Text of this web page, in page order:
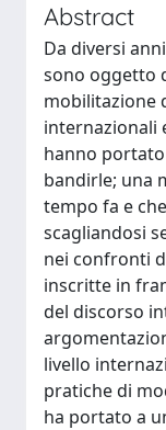
Abstract
Da diversi
sono oggetto
mobilitazione
internazionali
hanno
bandirle; una
tempo fa e
scagliandosi
nei confronti
inscritte in
del discorso
livello
pratiche di
ha portato a